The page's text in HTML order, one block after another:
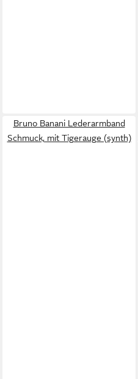
Bruno Banani Lederarmband
Schmuck, mit Tigerauge (synth)